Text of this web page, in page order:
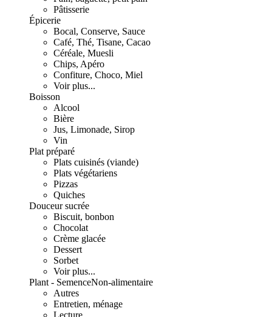
Pâtisserie
Épicerie
Bocal, Conserve, Sauce
Café, Thé, Tisane, Cacao
Céréale, Muesli
Chips, Apéro
Confiture, Choco, Miel
Voir plus...
Boisson
Alcool
Bière
Jus, Limonade, Sirop
Vin
Plat préparé
Plats cuisinés (viande)
Plats végétariens
Pizzas
Quiches
Douceur sucrée
Biscuit, bonbon
Chocolat
Crème glacée
Dessert
Sorbet
Voir plus...
Plant - SemenceNon-alimentaire
Autres
Entretien, ménage
Lecture